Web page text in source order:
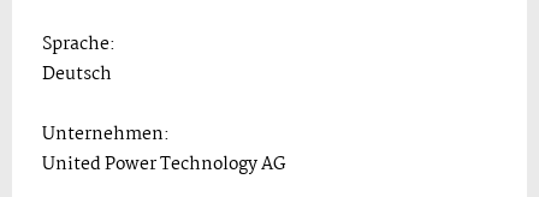
Sprache:
Deutsch
Unternehmen:
United Power Technology AG